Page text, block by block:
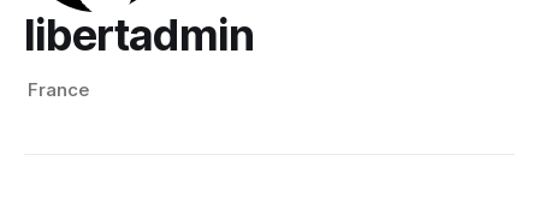
libertadmin
France